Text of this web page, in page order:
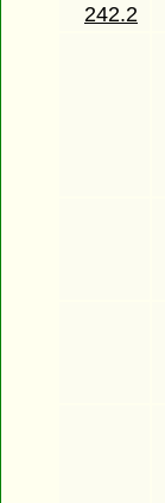
242.2